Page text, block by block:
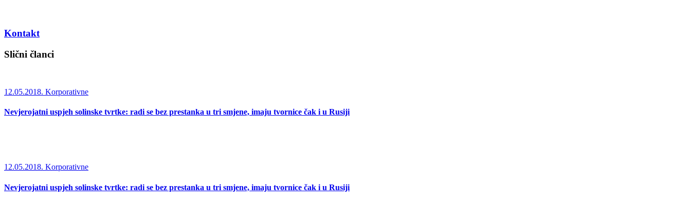
Kontakt
Slični članci
12.05.2018. Korporativne
Nevjerojatni uspjeh solinske tvrtke: radi se bez prestanka u tri smjene, imaju tvornice čak i u Rusiji
12.05.2018. Korporativne
Nevjerojatni uspjeh solinske tvrtke: radi se bez prestanka u tri smjene, imaju tvornice čak i u Rusiji